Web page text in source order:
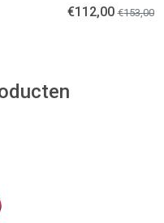
€112,00€153,00